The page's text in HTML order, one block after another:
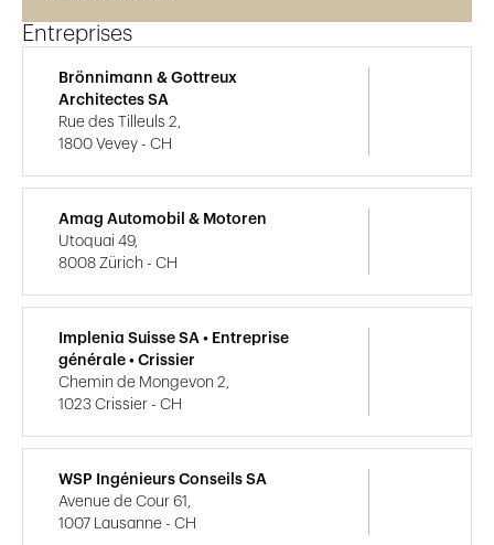
Entreprises
Brönnimann & Gottreux
Architectes SA
Rue des Tilleuls 2,
1800 Vevey - CH
Amag Automobil & Motoren
Utoquai 49,
8008 Zürich - CH
Implenia Suisse SA • Entreprise
générale • Crissier
Chemin de Mongevon 2,
1023 Crissier - CH
WSP Ingénieurs Conseils SA
Avenue de Cour 61,
1007 Lausanne - CH